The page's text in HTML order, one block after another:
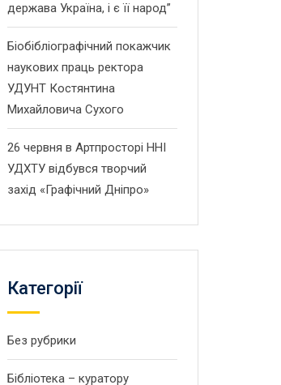
держава Україна, і є її народ”
Біобібліографічний покажчик
наукових праць ректора
УДУНТ Костянтина
Михайловича Сухого
26 червня в Артпросторі ННІ
УДХТУ відбувся творчий
захід «Графічний Дніпро»
Категорії
Без рубрики
Бібліотека – куратору